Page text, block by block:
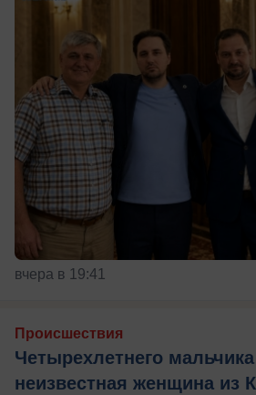
вчера в 19:41
Происшествия
Четырехлетнего
неизвестная женщина из